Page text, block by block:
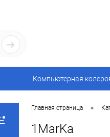
Компьютерная
Главная страница •
1MarKa